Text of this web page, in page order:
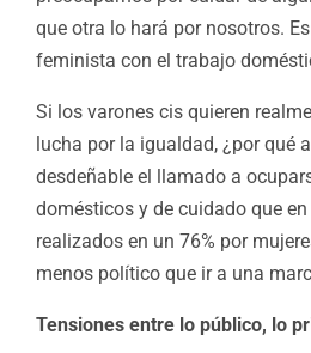
que otra lo hará por nosotros.
feminista con el trabajo
Si los varones cis quieren
lucha por la igualdad, ¿por qué
desdeñable el llamado a
domésticos y de cuidado que
realizados en un 76% por
menos político que ir a una
Tensiones entre lo público, lo